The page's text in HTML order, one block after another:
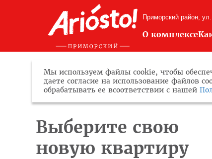
Приморский район,
О комплексе
Выберите свою
новую квартиру
Мы используем файлы cookie, чтобы
даете согласие на использование файлов
обрабатывать ее всоответствии с нашей